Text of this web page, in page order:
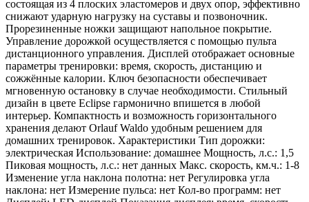
состоящая из 4 плоских эластомеров и двух опор, эффективно
снижают ударную нагрузку на суставы и позвоночник.
Прорезиненные ножки защищают напольное покрытие.
Управление дорожкой осуществляется с помощью пульта
дистанционного управления. Дисплей отображает основные
параметры тренировки: время, скорость, дистанцию и
сожжённые калории. Ключ безопасности обеспечивает
мгновенную остановку в случае необходимости. Стильный
дизайн в цвете Eclipse гармонично впишется в любой
интерьер. Компактность и возможность горизонтального
хранения делают Orlauf Waldo удобным решением для
домашних тренировок. Характеристики Тип дорожки:
электрическая Использование: домашнее Мощность, л.с.: 1,5
Пиковая мощность, л.с.: нет данных Макс. скорость, км.ч.: 1-8
Изменение угла наклона полотна: нет Регулировка угла
наклона: нет Измерение пульса: нет Кол-во программ: нет